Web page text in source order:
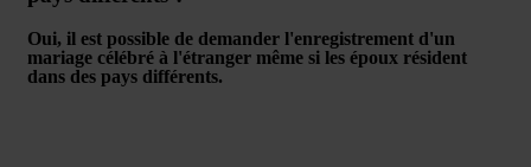
Oui, il est possible de demander l'enregistrement d'un
mariage célébré à l'étranger même si les époux résident
dans des pays différents.